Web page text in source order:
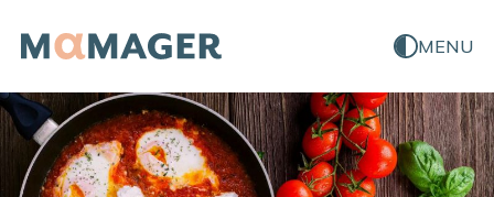
MENU